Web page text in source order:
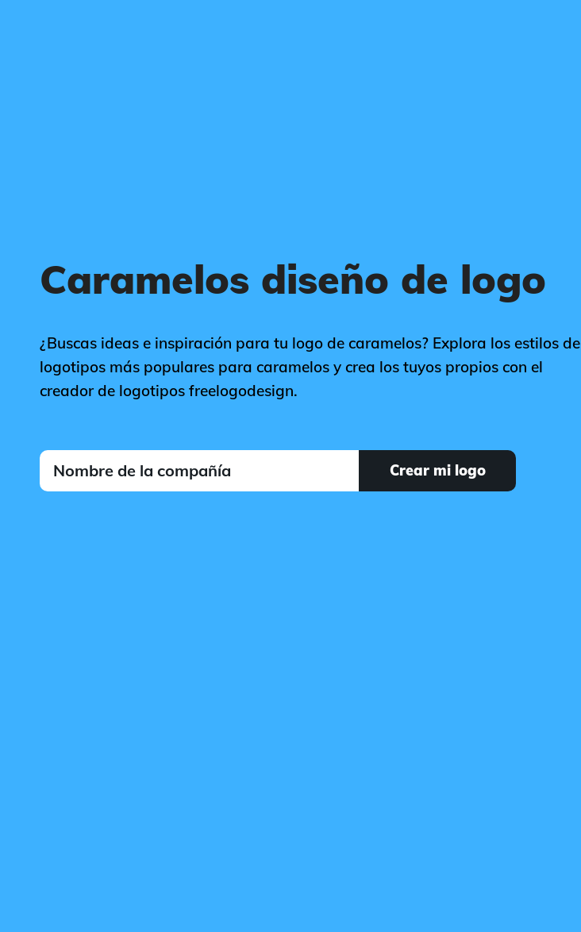
Caramelos diseño de logo
¿Buscas ideas e inspiración para tu logo de caramelos? Explora los estilos de
logotipos más populares para caramelos y crea los tuyos propios con el
creador de logotipos freelogodesign.
Crear mi logo